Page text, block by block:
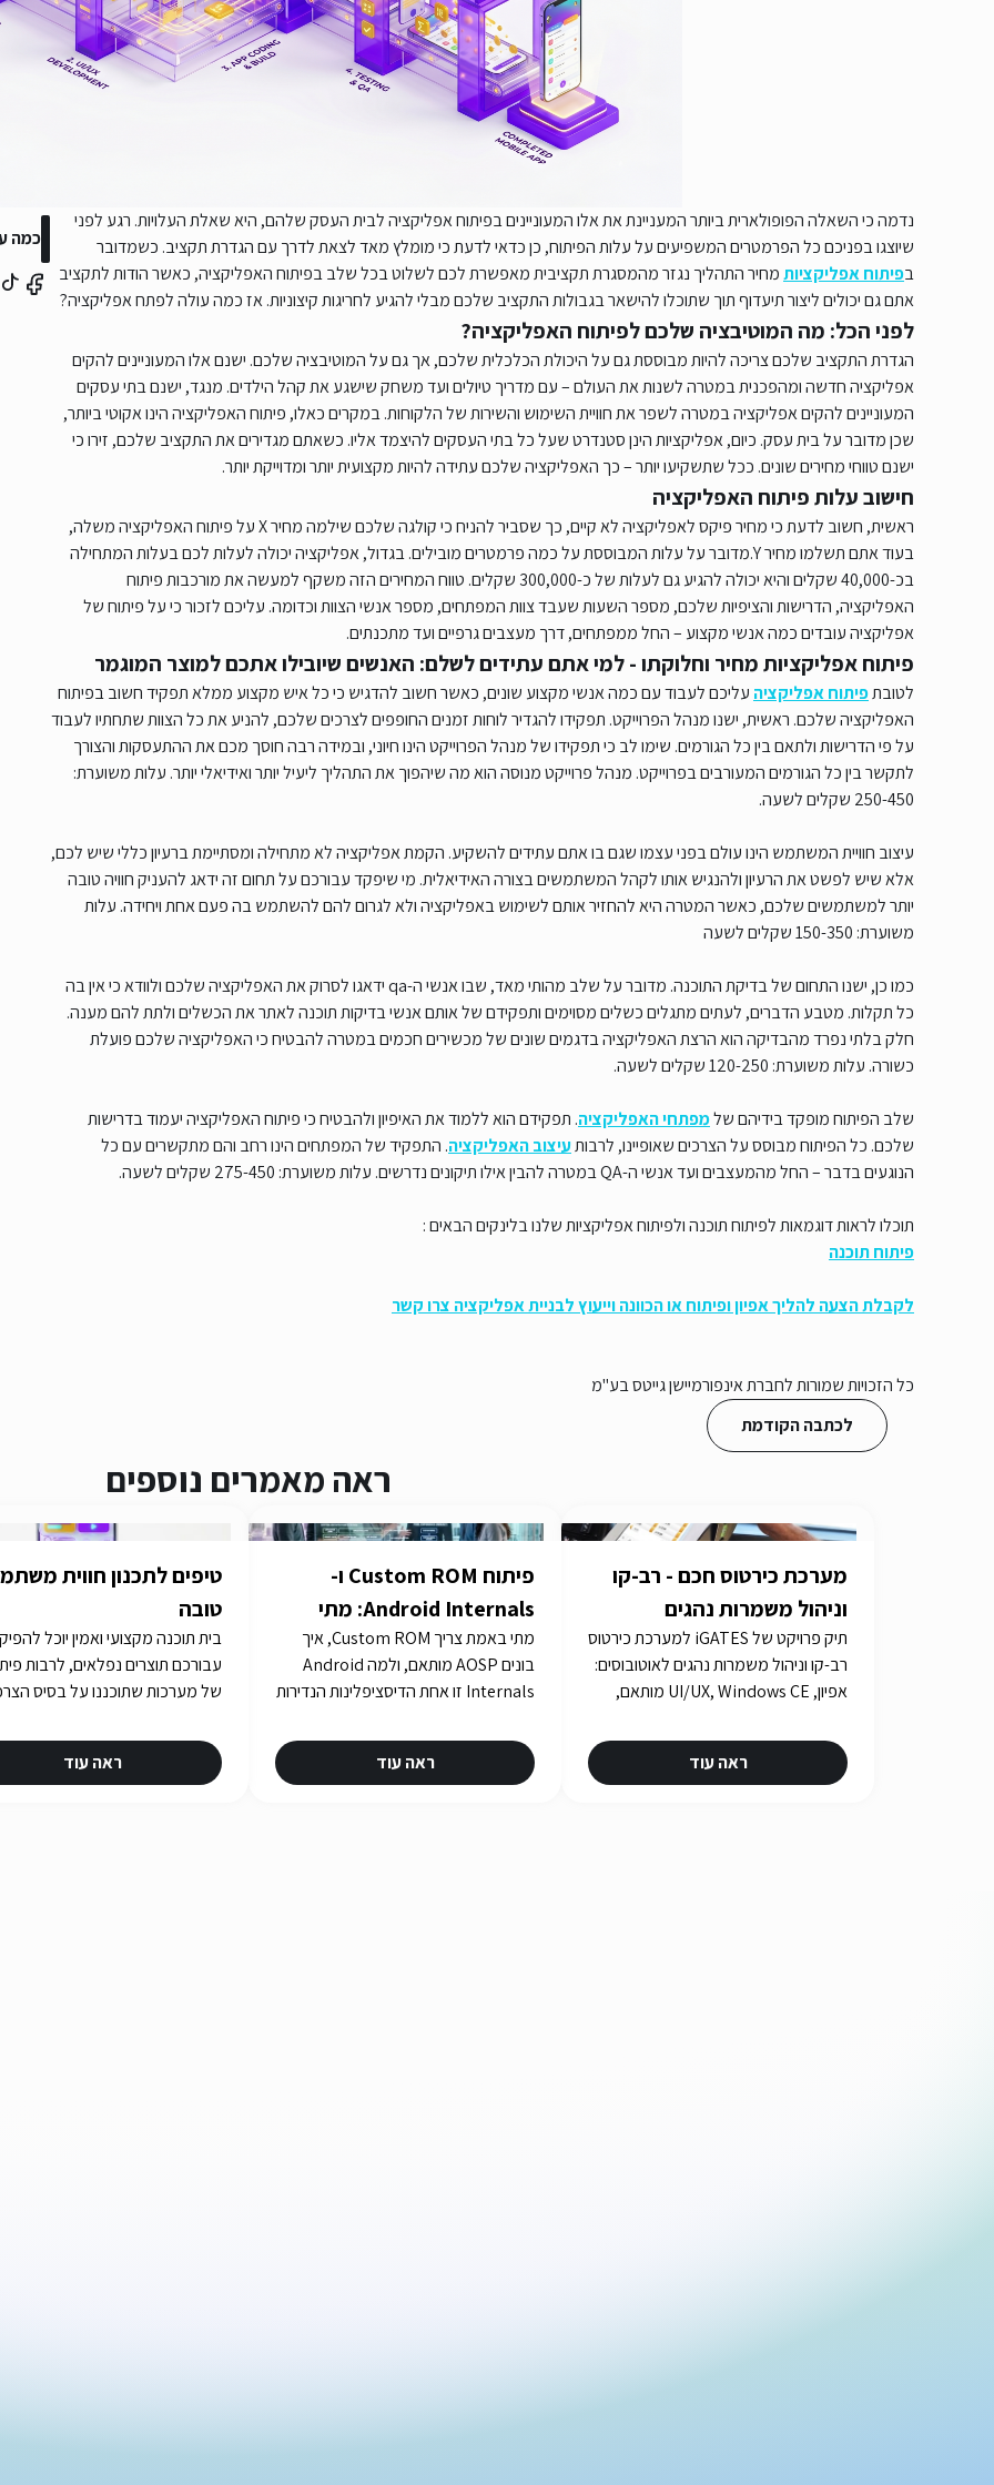
כמה
נדמה כי השאלה הפופולארית ביותר המעניינת את אלו המעוניינים בפיתוח אפליקציה לבית העסק שלהם, היא שאלת העלויות. רגע לפני
שיוצגו בפניכם כל הפרמטרים המשפיעים על עלות הפיתוח, כן כדאי לדעת כי מומלץ מאד לצאת לדרך עם הגדרת תקציב. כשמדובר
בפיתוח אפליקציותמחיר התהליך נגזר מהמסגרת תקציבית מאפשרת לכם לשלוט בכל שלב בפיתוח האפליקציה, כאשר הודות לתקציב
אתם גם יכולים ליצור תיעדוף תוך שתוכלו להישאר בגבולות התקציב שלכם מבלי להגיע לחריגות קיצוניות. אז כמה עולה לפתח אפליקציה?
לפני הכל: מה המוטיבציה שלכם לפיתוח האפליקציה?
הגדרת התקציב שלכם צריכה להיות מבוססת גם על היכולת הכלכלית שלכם, אך גם על המוטיבציה שלכם. ישנם אלו המעוניינים להקים
אפליקציה חדשה ומהפכנית במטרה לשנות את העולם – עם מדריך טיולים ועד משחק שישגע את קהל הילדים. מנגד, ישנם בתי עסקים
המעוניינים להקים אפליקציה במטרה לשפר את חוויית השימוש והשירות של הלקוחות. במקרים כאלו, פיתוח האפליקציה הינו אקוטי ביותר,
שכן מדובר על בית עסק. כיום, אפליקציות הינן סטנדרט שעל כל בתי העסקים להיצמד אליו. כשאתם מגדירים את התקציב שלכם, זירו כי
ישנם טווחי מחירים שונים. ככל שתשקיעו יותר – כך האפליקציה שלכם עתידה להיות מקצועית יותר ומדוייקת יותר.
חישוב עלות פיתוח האפליקציה
ראשית, חשוב לדעת כי מחיר פיקס לאפליקציה לא קיים, כך שסביר להניח כי קולגה שלכם שילמה מחיר X על פיתוח האפליקציה משלה,
בעוד אתם תשלמו מחיר Y.מדובר על עלות המבוססת על כמה פרמטרים מובילים. בגדול, אפליקציה יכולה לעלות לכם בעלות המתחילה
בכ-40,000 שקלים והיא יכולה להגיע גם לעלות של כ-300,000 שקלים. טווח המחירים הזה משקף למעשה את מורכבות פיתוח
האפליקציה, הדרישות והציפיות שלכם, מספר השעות שעבד צוות המפתחים, מספר אנשי הצוות וכדומה. עליכם לזכור כי על פיתוח של
אפליקציה עובדים כמה אנשי מקצוע – החל ממפתחים, דרך מעצבים גרפיים ועד מתכנתים.
פיתוח אפליקציות מחיר וחלוקתו - למי אתם עתידים לשלם: האנשים שיובילו אתכם למוצר המוגמר
לטובתפיתוח אפליקציה עליכם לעבוד עם כמה אנשי מקצוע שונים, כאשר חשוב להדגיש כי כל איש מקצוע ממלא תפקיד חשוב בפיתוח
האפליקציה שלכם. ראשית, ישנו מנהל הפרוייקט. תפקידו להגדיר לוחות זמנים החופפים לצרכים שלכם, להניע את כל הצוות שתחתיו לעבוד
על פי הדרישות ולתאם בין כל הגורמים. שימו לב כי תפקידו של מנהל הפרוייקט הינו חיוני, ובמידה רבה חוסך מכם את ההתעסקות והצורך
לתקשר בין כל הגורמים המעורבים בפרוייקט. מנהל פרוייקט מנוסה הוא מה שיהפוך את התהליך ליעיל יותר ואידיאלי יותר. עלות משוערת:
250-450 שקלים לשעה.
עיצוב חוויית המשתמש הינו עולם בפני עצמו שגם בו אתם עתידים להשקיע. הקמת אפליקציה לא מתחילה ומסתיימת ברעיון כללי שיש לכם,
אלא שיש לפשט את הרעיון ולהנגיש אותו לקהל המשתמשים בצורה האידיאלית. מי שיפקד עבורכם על תחום זה ידאג להעניק חוויה טובה
יותר למשתמשים שלכם, כאשר המטרה היא להחזיר אותם לשימוש באפליקציה ולא לגרום להם להשתמש בה פעם אחת ויחידה. עלות
משוערת: 150-350 שקלים לשעה
כמו כן, ישנו התחום של בדיקת התוכנה. מדובר על שלב מהותי מאד, שבו אנשי ה-qa ידאגו לסרוק את האפליקציה שלכם ולוודא כי אין בה
כל תקלות. מטבע הדברים, לעתים מתגלים כשלים מסוימים ותפקידם של אותם אנשי בדיקות תוכנה לאתר את הכשלים ולתת להם מענה.
חלק בלתי נפרד מהבדיקה הוא הרצת האפליקציה בדגמים שונים של מכשירים חכמים במטרה להבטיח כי האפליקציה שלכם פועלת
כשורה. עלות משוערת: 120-250 שקלים לשעה.
שלב הפיתוח מופקד בידיהם שלמפתחי האפליקציה. תפקידם הוא ללמוד את האיפיון ולהבטיח כי פיתוח האפליקציה יעמוד בדרישות
שלכם. כל הפיתוח מבוסס על הצרכים שאופיינו, לרבותעיצוב האפליקציה. התפקיד של המפתחים הינו רחב והם מתקשרים עם כל
הנוגעים בדבר – החל מהמעצבים ועד אנשי ה-QA במטרה להבין אילו תיקונים נדרשים. עלות משוערת: 275-450 שקלים לשעה.
תוכלו לראות דוגמאות לפיתוח תוכנה ולפיתוח אפליקציות שלנו בלינקים הבאים :
פיתוח תוכנה
לקבלת הצעה להליך אפיון ופיתוח או הכוונה וייעוץ לבניית אפליקציה צרו קשר
כל הזכויות שמורות לחברת אינפורמיישן גייטס בע"מ
לכתבה הקודמת
ראה מאמרים נוספים
מערכת כירטוס חכם - רב-קו
וניהול משמרות נהגים
תיק פרויקט של iGATES למערכת כירטוס
רב-קו וניהול משמרות נהגים לאוטובוסים:
אפיון, UI/UX, Windows CE מותאם,
כארבע שנים.
ראה עוד
פיתוח Custom ROM ו-
Android Internals: מתי
צריך לרדת לעומק Stack
מתי באמת צריך Custom ROM, איך
בונים AOSP מותאם, ולמה Android
Internals זו אחת הדיסציפלינות הנדירות
ו-R&D עבור Consensio Cyber
Security.
ראה עוד
טיפים לתכנון חווית
טובה
בית תוכנה מקצועי ואמין יוכל להפיק
עבורכם תוצרים נפלאים, לרבות
של מערכות שתוכננו על בסיס
שלכם? תשובות באתר iGATES
ראה עוד